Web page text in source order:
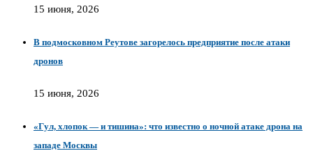
15 июня, 2026
В подмосковном Реутове загорелось предприятие после атаки
дронов
15 июня, 2026
«Гул, хлопок — и тишина»: что известно о ночной атаке дрона на
западе Москвы